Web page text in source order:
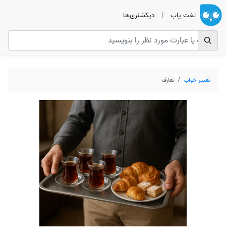
لغت یاب | دیکشنری‌ها
تعبیر خواب تعارف